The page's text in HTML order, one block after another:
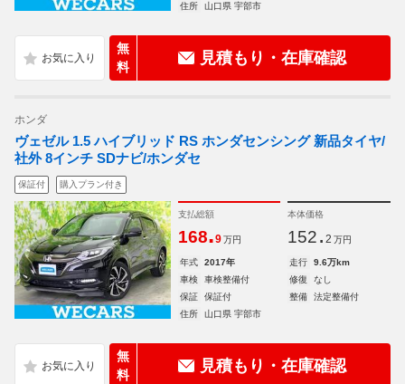
住所
山口県 宇部市
無
料
見積もり・在庫確認
ホンダ
ヴェゼル 1.5 ハイブリッド RS ホンダセンシング 新品タイヤ/
社外 8インチ SDナビ/ホンダセ
保証付 購入プラン付き
支払総額
168.9 万円
本体価格
152. 2 万円
年式 2017年 走行
9.6万km
車検
車検整備付 修復
なし
保証
保証付 整備
法定整備付
住所
山口県 宇部市
無
料
見積もり・在庫確認